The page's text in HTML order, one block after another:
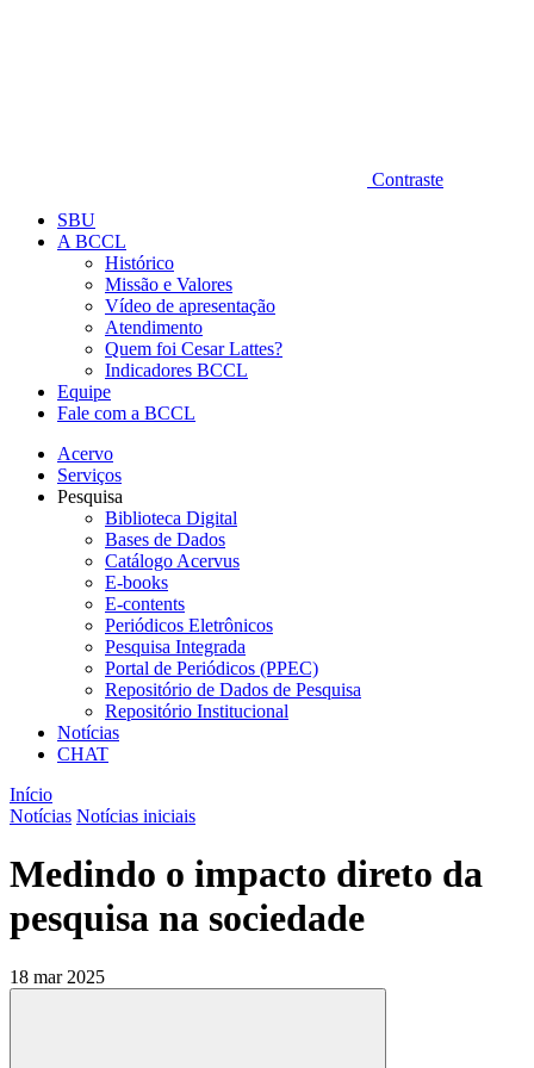
Contraste
SBU
A BCCL
Histórico
Missão e Valores
Vídeo de apresentação
Atendimento
Quem foi Cesar Lattes?
Indicadores BCCL
Equipe
Fale com a BCCL
Acervo
Serviços
Pesquisa
Biblioteca Digital
Bases de Dados
Catálogo Acervus
E-books
E-contents
Periódicos Eletrônicos
Pesquisa Integrada
Portal de Periódicos (PPEC)
Repositório de Dados de Pesquisa
Repositório Institucional
Notícias
CHAT
Início
Notícias Notícias iniciais
Medindo o impacto direto da
pesquisa na sociedade
18 mar 2025